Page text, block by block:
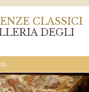
CLASSICI
DEGLI